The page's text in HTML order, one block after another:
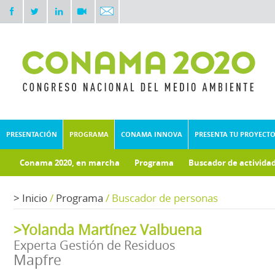
PRESENTACIÓN PROGRAMA CONAMA INNOVA PRESENTA TU PROYECTO
Conama 2020, en marcha Programa Buscador de
> Inicio/ Programa / Buscador de personas
>Yolanda Martínez Valbuena
Experta Gestión de Residuos
Mapfre